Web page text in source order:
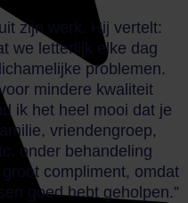
zijn werk. Hij vertelt:
we letterlijk elke dag
problemen.
mindere kwaliteit
ik het heel mooi dat je
vriendengroep,
onder behandeling
compliment, omdat
goed hebt geholpen.”